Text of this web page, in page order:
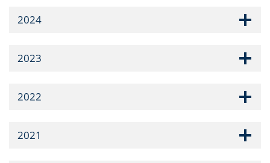
2024
2023
2022
2021